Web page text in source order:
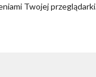
Twojej